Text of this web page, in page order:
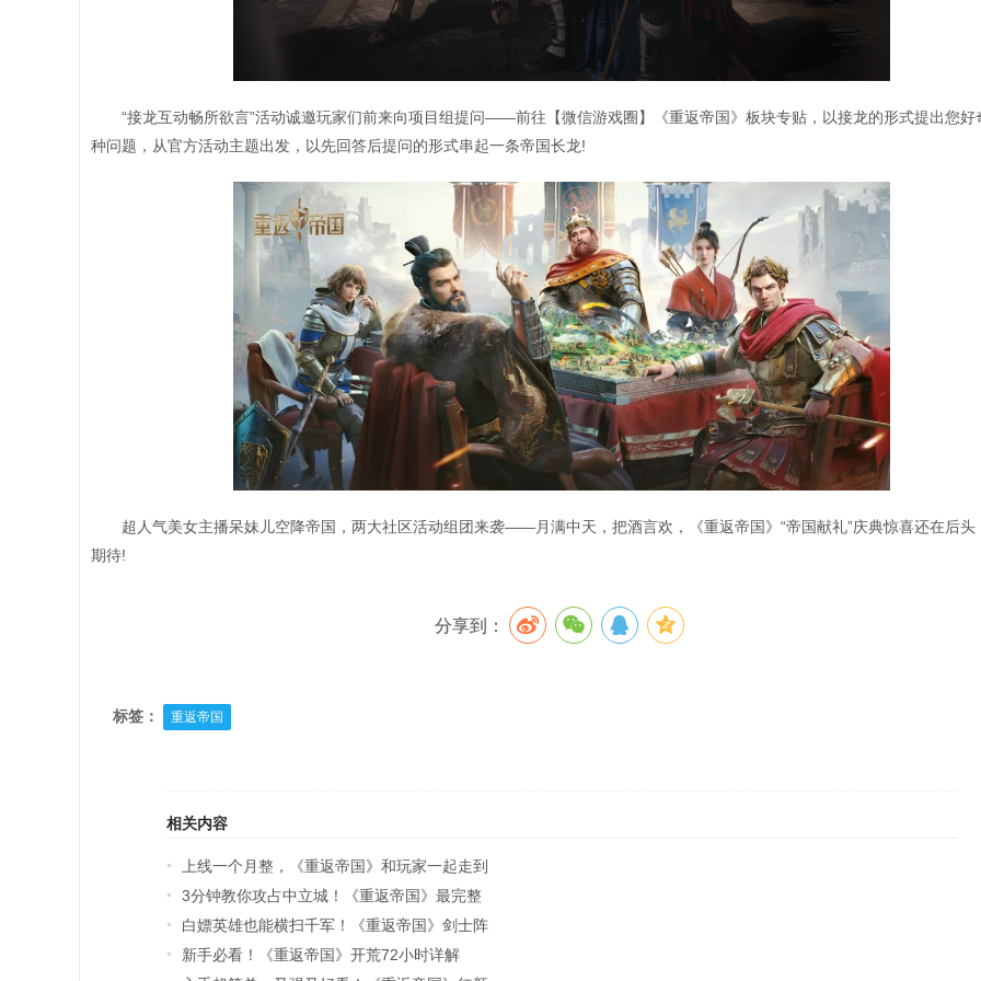
“接龙互动畅所欲言”活动诚邀玩家们前来向项目组提问——前往【微信游戏圈】《重返帝国》板块专贴，以接龙的形式提出您好
种问题，从官方活动主题出发，以先回答后提问的形式串起一条帝国长龙!
超人气美女主播呆妹儿空降帝国，两大社区活动组团来袭——月满中天，把酒言欢，《重返帝国》“帝国献礼”庆典惊喜还在后头
期待!
分享到：
标签： 重返帝国
相关内容
上线一个月整，《重返帝国》和玩家一起走到
战场中央
3分钟教你攻占中立城！《重返帝国》最完整
的保姆级指南
白嫖英雄也能横扫千军！《重返帝国》剑士阵
容组建技巧
新手必看！《重返帝国》开荒72小时详解